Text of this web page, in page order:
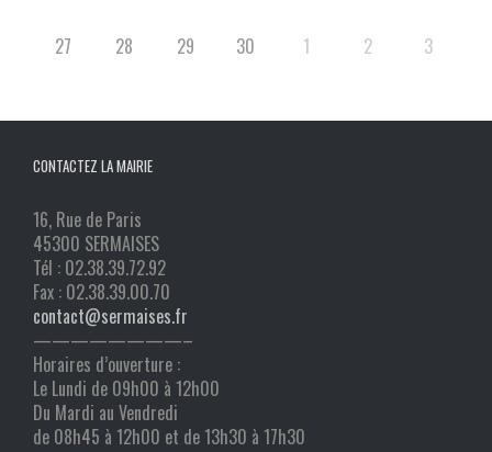
27 28 29 30 1 2 3
CONTACTEZ LA MAIRIE
16, Rue de Paris
45300 SERMAISES
Tél : 02.38.39.72.92
Fax : 02.38.39.00.70
contact@sermaises.fr
————————–
Horaires d’ouverture :
Le Lundi de 09h00 à 12h00
Du Mardi au Vendredi
de 08h45 à 12h00 et de 13h30 à 17h30